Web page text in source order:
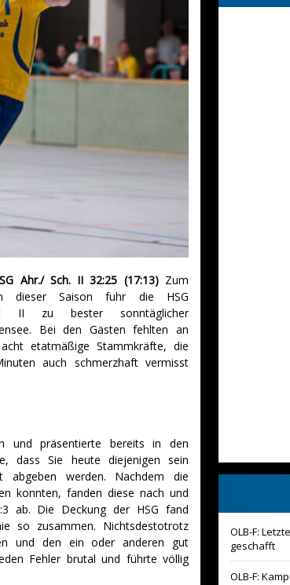
Ahr./ Sch. II 32:25 (17:13)Zum
dieser Saison fuhr die HSG
II zu bester sonntäglicher
Bei den Gästen fehlten an
etatmäßige Stammkräfte, die
auch schmerzhaft vermisst
und präsentierte bereits in den
dass Sie heute diejenigen sein
werden. Nachdem die
konnten, fanden diese nach und
ab. Die Deckung der HSG fand
so zusammen. Nichtsdestotrotz
und den ein oder anderen gut
Fehler brutal und führte völlig
OLB-F:
geschafft
OLB-F: